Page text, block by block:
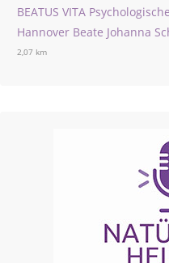
BEATUS VITA
Hannover Beate Johanna
2,07 km